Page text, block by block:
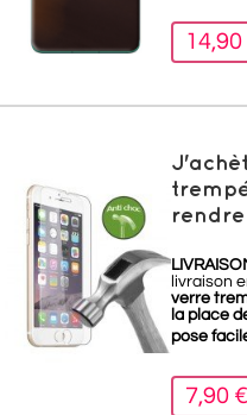
14,90
livraison
verre
la place
pose
7,90 €